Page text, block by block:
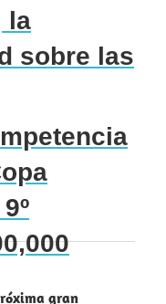
la
sobre las
gran